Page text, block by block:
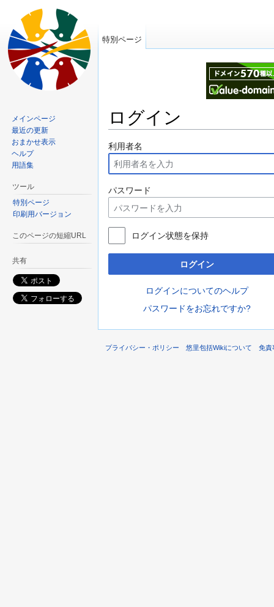
ログイン
利用者名
パスワード
ログイン状態を保持
ログイン
ログインについてのヘルプ
パスワードをお忘れですか?
特別ページ
メインページ
最近の更新
おまかせ表示
ヘルプ
用語集
ツール
特別ページ
印刷用バージョン
このページの短縮URL
共有
プライバシー・ポリシー 悠里包括Wikiについて 免責